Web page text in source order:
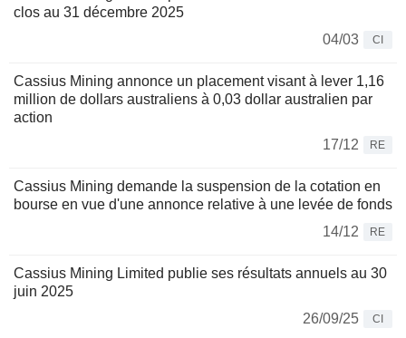
clos au 31 décembre 2025
04/03
CI
Cassius Mining annonce un placement visant à lever 1,16
million de dollars australiens à 0,03 dollar australien par
action
17/12
RE
Cassius Mining demande la suspension de la cotation en
bourse en vue d'une annonce relative à une levée de fonds
14/12
RE
Cassius Mining Limited publie ses résultats annuels au 30
juin 2025
26/09/25
CI